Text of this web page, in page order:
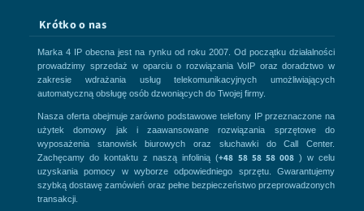
Krótko o nas
Marka 4 IP obecna jest na rynku od roku 2007. Od początku działalności
prowadzimy sprzedaż w oparciu o rozwiązania VoIP oraz doradztwo w
zakresie wdrażania usług telekomunikacyjnych umożliwiających
automatyczną obsługę osób dzwoniących do Twojej firmy.
Nasza oferta obejmuje zarówno podstawowe telefony IP przeznaczone na
użytek domowy jak i zaawansowane rozwiązania sprzętowe do
wyposażenia stanowisk biurowych oraz słuchawki do Call Center.
Zachęcamy do kontaktu z naszą infolinią (+48 58 58 58 008) w celu
uzyskania pomocy w wyborze odpowiedniego sprzętu. Gwarantujemy
szybką dostawę zamówień oraz pełne bezpieczeństwo przeprowadzonych
transakcji.